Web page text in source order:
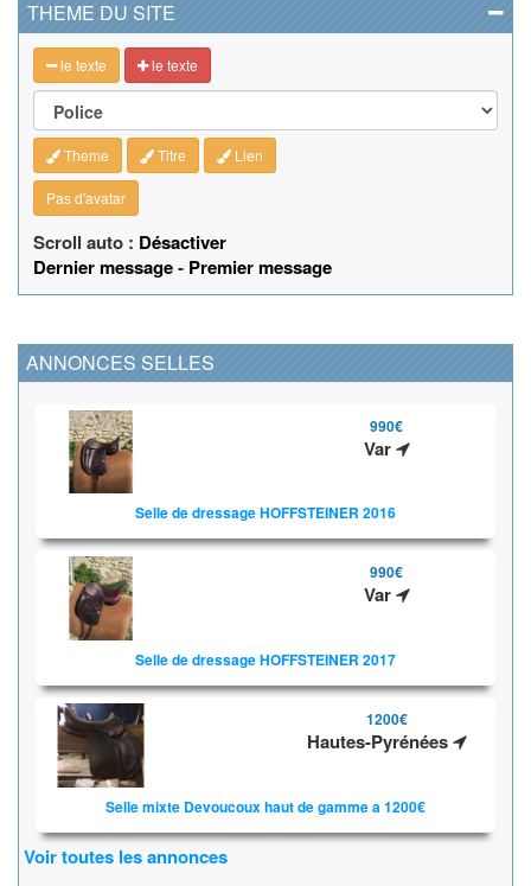
THEME DU SITE
le texte le texte
Theme Titre Lien
Pas d'avatar
Scroll auto : Désactiver
Dernier message- Premier message
ANNONCES SELLES
990€
Var
Selle de dressage HOFFSTEINER 2016
990€
Var
Selle de dressage HOFFSTEINER 2017
1200€
Hautes-Pyrénées
Selle mixte Devoucoux haut de gamme a 1200€
Voir toutes les annonces